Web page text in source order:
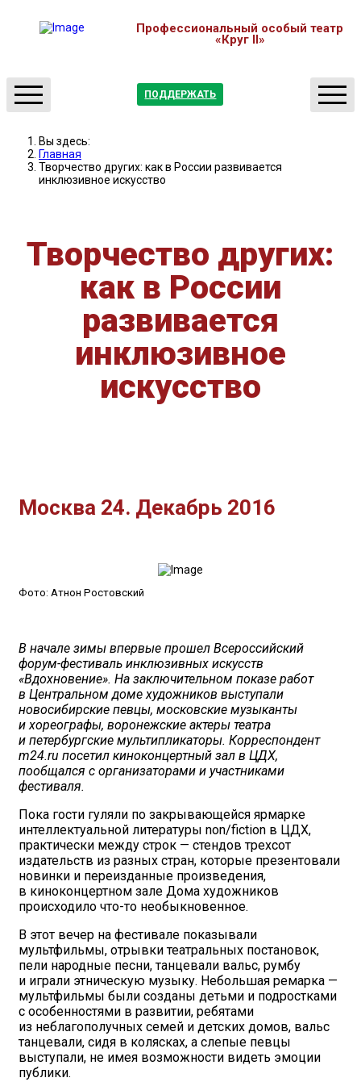
Профессиональный особый театр
«Круг II»
Отчеты
Новости
ПОДДЕРЖАТЬ
Мастерские
Вы здесь:
Главная
Творчество других: как в России развивается
инклюзивное искусство
Творчество других:
как в России
развивается
инклюзивное
искусство
Москва 24. Декабрь 2016
Фото: Атнон Ростовский
В начале зимы впервые прошел Всероссийский
форум-фестиваль инклюзивных искусств
«Вдохновение». На заключительном показе работ
в Центральном доме художников выступали
новосибирские певцы, московские музыканты
и хореографы, воронежские актеры театра
и петербургские мультипликаторы. Корреспондент
m24.ru посетил киноконцертный зал в ЦДХ,
пообщался с организаторами и участниками
фестиваля.
Пока гости гуляли по закрывающейся ярмарке
интеллектуальной литературы non/fiction в ЦДХ,
практически между строк — стендов трехсот
издательств из разных стран, которые презентовали
новинки и переизданные произведения,
в киноконцертном зале Дома художников
происходило что-то необыкновенное.
В этот вечер на фестивале показывали
мультфильмы, отрывки театральных постановок,
пели народные песни, танцевали вальс, румбу
и играли этническую музыку. Небольшая ремарка —
мультфильмы были созданы детьми и подростками
с особенностями в развитии, ребятами
из неблагополучных семей и детских домов, вальс
танцевали, сидя в колясках, а слепые певцы
выступали, не имея возможности видеть эмоции
публики.